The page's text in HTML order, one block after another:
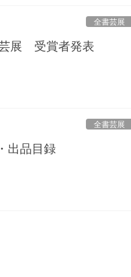
全書芸展
展 受賞者発表
全書芸展
出品目録